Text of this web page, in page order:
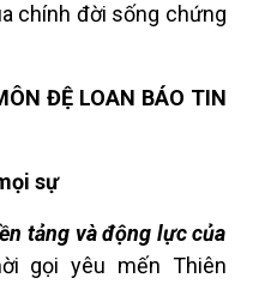
chính đời sống chứng
ĐỆ LOAN BÁO TIN
sự
tảng và động lực của
gọi yêu mến Thiên